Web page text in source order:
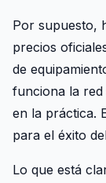
Por supuesto,
precios
de
funciona la
en la práctica.
para el éxito
Lo que está